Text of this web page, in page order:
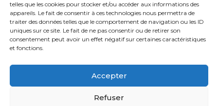
telles que les cookies pour stocker et/ou accéder aux informations des
appareils. Le fait de consentir à ces technologies nous permettra de
traiter des données telles que le comportement de navigation ou les ID
uniques sur ce site. Le fait de ne pas consentir ou de retirer son
consentement peut avoir un effet négatif sur certaines caractéristiques
et fonctions.
Accepter
Refuser
le tennis de table - Boutique en ligne ouverte aux clubs de ping pong,
aux écoles et aux pongistes amateurs - Raquettes de ping pong, sacs,
housses, chaussures, balles, tables de ping pong, colles, nettoyants,